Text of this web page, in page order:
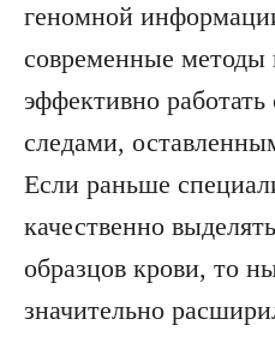
геномной
современные методы
эффективно
следами,
Если раньше
качественно
образцов крови, то
значительно